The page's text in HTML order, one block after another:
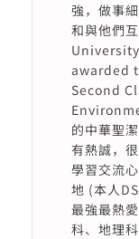
強，做事
和與他們
awarded
Second
的中華聖
有熱誠，
學習交流
地 (本人
最強最熱
科、地理